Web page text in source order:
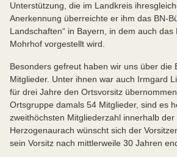
Unterstützung, die im Landkreis
Anerkennung überreichte er ihm das BN-
Landschaften“ in Bayern, in dem auch
Mohrhof vorgestellt wird.
Besonders gefreut haben wir uns über die
Mitglieder. Unter ihnen war auch Irmgard
für drei Jahre den Ortsvorsitz
Ortsgruppe damals 54 Mitglieder, sind es
zweithöchsten Mitgliederzahl innerhalb
Herzogenaurach wünscht sich der
sein Vorsitz nach mittlerweile 30 Jahren